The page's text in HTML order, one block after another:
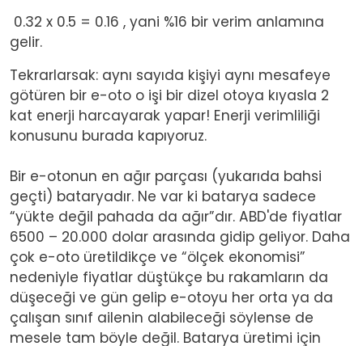
0.32 x 0.5 = 0.16 , yani %16 bir verim anlamına
gelir.
Tekrarlarsak: aynı sayıda kişiyi aynı mesafeye
götüren bir e-oto o işi bir dizel otoya kıyasla 2
kat enerji harcayarak yapar! Enerji verimliliği
konusunu burada kapıyoruz.
Bir e-otonun en ağır parçası (yukarıda bahsi
geçti) bataryadır. Ne var ki batarya sadece
“yükte değil pahada da ağır”dır. ABD'de fiyatlar
6500 – 20.000 dolar arasında gidip geliyor. Daha
çok e-oto üretildikçe ve “ölçek ekonomisi”
nedeniyle fiyatlar düştükçe bu rakamların da
düşeceği ve gün gelip e-otoyu her orta ya da
çalışan sınıf ailenin alabileceği söylense de
mesele tam böyle değil. Batarya üretimi için